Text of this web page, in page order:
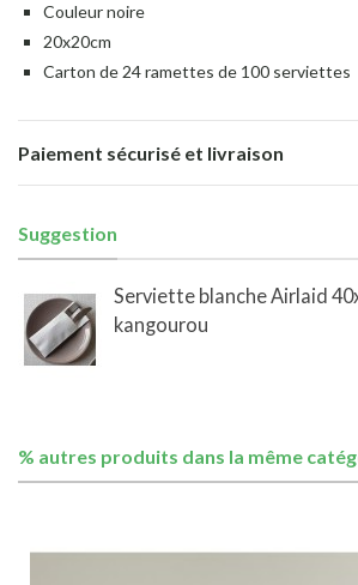
Couleur noire
20x20cm
Carton de 24 ramettes de 100 serviettes
Paiement sécurisé et livraison
Suggestion
Serviette blanche Airlaid
kangourou
% autres produits dans la même